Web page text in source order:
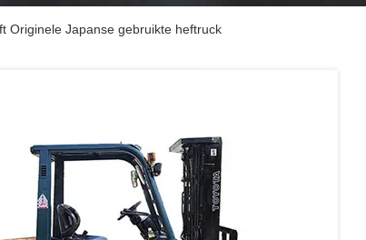
Originele Japanse gebruikte heftruck